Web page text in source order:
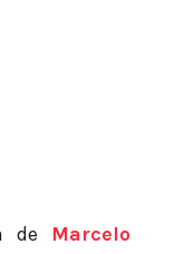
de Marcelo